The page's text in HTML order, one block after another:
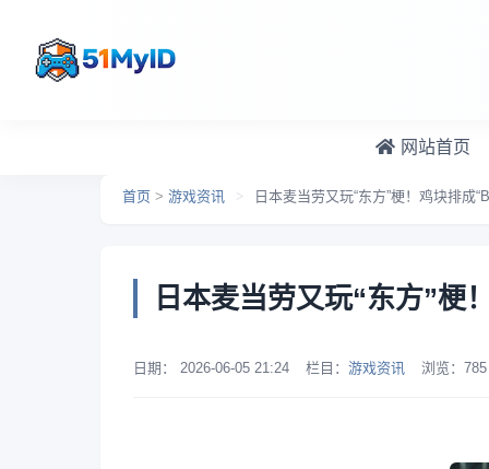
网站首页
首页 > 游戏资讯 > 日本麦当劳又玩“东方”梗！鸡块排成
日本麦当劳又玩“东方”梗
日期： 2026-06-05 21:24 栏目： 游戏资讯 浏览： 785